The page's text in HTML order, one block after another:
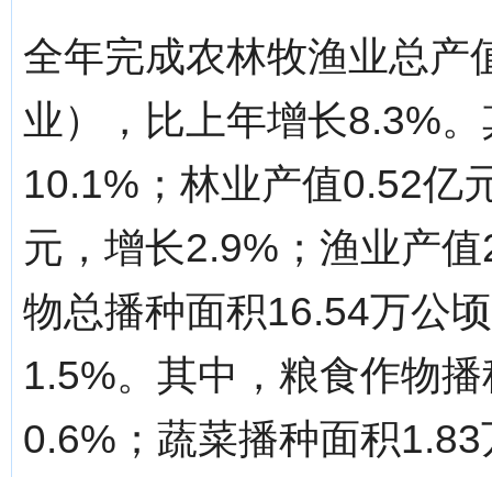
全年完成农林牧渔业总产
业），比上年增长8.3%
10.1%；林业产值0.52亿
元，增长2.9%；渔业产
物总播种面积16.54万公
1.5%。其中，粮食作物
0.6%；蔬菜播种面积